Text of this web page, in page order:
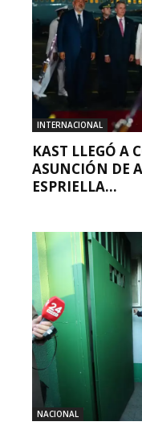
INTERNACIONAL
KAST LLEGÓ A
ASUNCIÓN DE
ESPRIELLA...
NACIONAL